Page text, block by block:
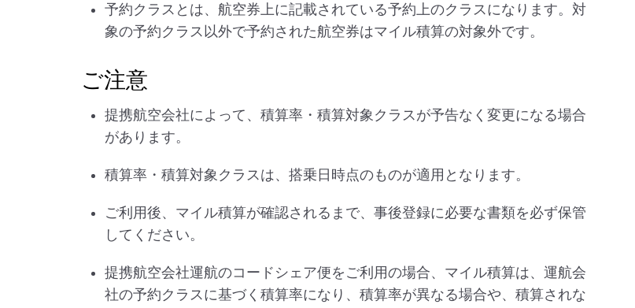
予約クラスとは、航空券上に記載されている予約上のクラスになります。対
象の予約クラス以外で予約された航空券はマイル積算の対象外です。
ご注意
提携航空会社によって、積算率・積算対象クラスが予告なく変更になる場合
があります。
積算率・積算対象クラスは、搭乗日時点のものが適用となります。
ご利用後、マイル積算が確認されるまで、事後登録に必要な書類を必ず保管
してください。
提携航空会社運航のコードシェア便をご利用の場合、マイル積算は、運航会
社の予約クラスに基づく積算率になり、積算率が異なる場合や、積算されな